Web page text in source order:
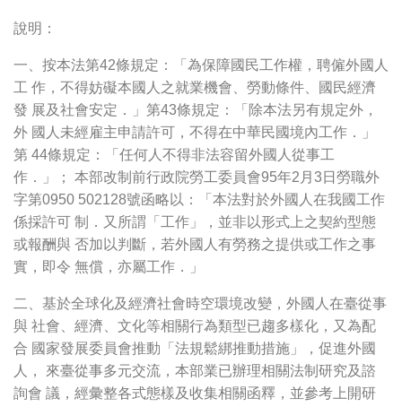
說明：
一、按本法第42條規定：「為保障國民工作權，聘僱外國人
工 作，不得妨礙本國人之就業機會、勞動條件、國民經濟
發 展及社會安定．」第43條規定：「除本法另有規定外，
外 國人未經雇主申請許可，不得在中華民國境內工作．」
第 44條規定：「任何人不得非法容留外國人從事工
作．」； 本部改制前行政院勞工委員會95年2月3日勞職外
字第0950 502128號函略以：「本法對於外國人在我國工作
係採許可 制．又所謂「工作」，並非以形式上之契約型態
或報酬與 否加以判斷，若外國人有勞務之提供或工作之事
實，即令 無償，亦屬工作．」
二、基於全球化及經濟社會時空環境改變，外國人在臺從事
與 社會、經濟、文化等相關行為類型已趨多樣化，又為配
合 國家發展委員會推動「法規鬆綁推動措施」，促進外國
人， 來臺從事多元交流，本部業已辦理相關法制研究及諮
詢會 議，經彙整各式態樣及收集相關函釋，並參考上開研